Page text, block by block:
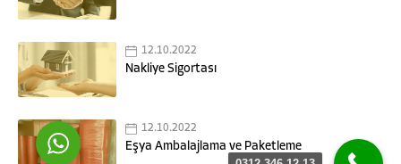
12.10.2022
Nakliye Sigortası
12.10.2022
Eşya Ambalajlama ve Paketleme
Cevap Yaz